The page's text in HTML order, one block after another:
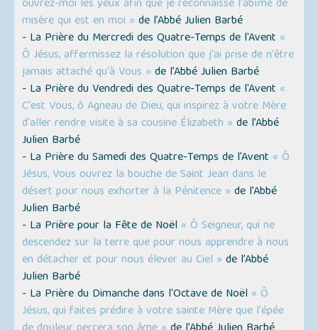
ouvrez-moi les yeux afin que je reconnaisse l'abîme de
misère qui est en moi » de l’Abbé Julien Barbé
- La Prière du Mercredi des Quatre-Temps de l'Avent «
Ô Jésus, affermissez la résolution que j'ai prise de n'être
jamais attaché qu'à Vous » de l’Abbé Julien Barbé
- La Prière du Vendredi des Quatre-Temps de l'Avent «
C'est Vous, ô Agneau de Dieu, qui inspirez à votre Mère
d'aller rendre visite à sa cousine Élizabeth » de l’Abbé
Julien Barbé
- La Prière du Samedi des Quatre-Temps de l'Avent « Ô
Jésus, Vous ouvrez la bouche de Saint Jean dans le
désert pour nous exhorter à la Pénitence » de l’Abbé
Julien Barbé
- La Prière pour la Fête de Noël « Ô Seigneur, qui ne
descendez sur la terre que pour nous apprendre à nous
en détacher et pour nous élever au Ciel » de l’Abbé
Julien Barbé
- La Prière du Dimanche dans l'Octave de Noël « Ô
Jésus, qui faites prédire à votre sainte Mère que l'épée